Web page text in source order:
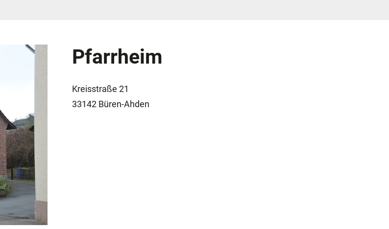
Pfarrheim
Kreisstraße 21
33142 Büren-Ahden